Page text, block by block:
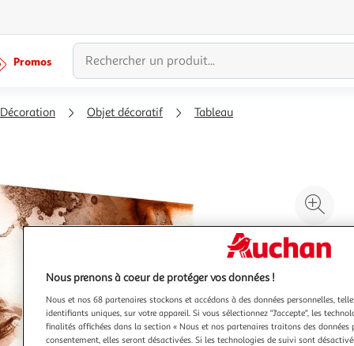
Promos
Décoration Objet décoratif Tableau
à
%
le
Nous prenons à coeur de protéger vos données !
Nous et nos 68 partenaires stockons et accédons à des données personnelles,
identifiants uniques, sur votre appareil. Si vous sélectionnez "J'accepte", les
finalités affichées dans la section « Nous et nos partenaires traitons des données
consentement, elles seront désactivées. Si les technologies de suivi sont